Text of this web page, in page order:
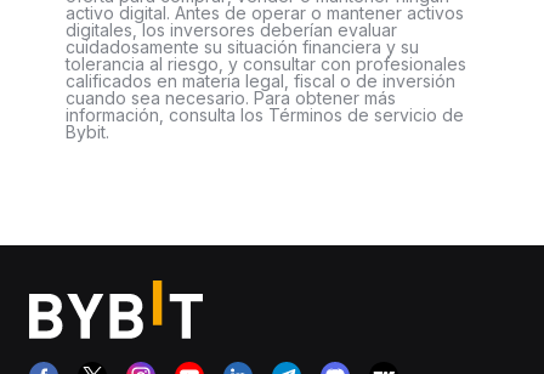
activo digital. Antes de operar o mantener activos
digitales, los inversores deberían evaluar
cuidadosamente su situación financiera y su
tolerancia al riesgo, y consultar con profesionales
calificados en materia legal, fiscal o de inversión
cuando sea necesario. Para obtener más
información, consulta los Términos de servicio de
Bybit.